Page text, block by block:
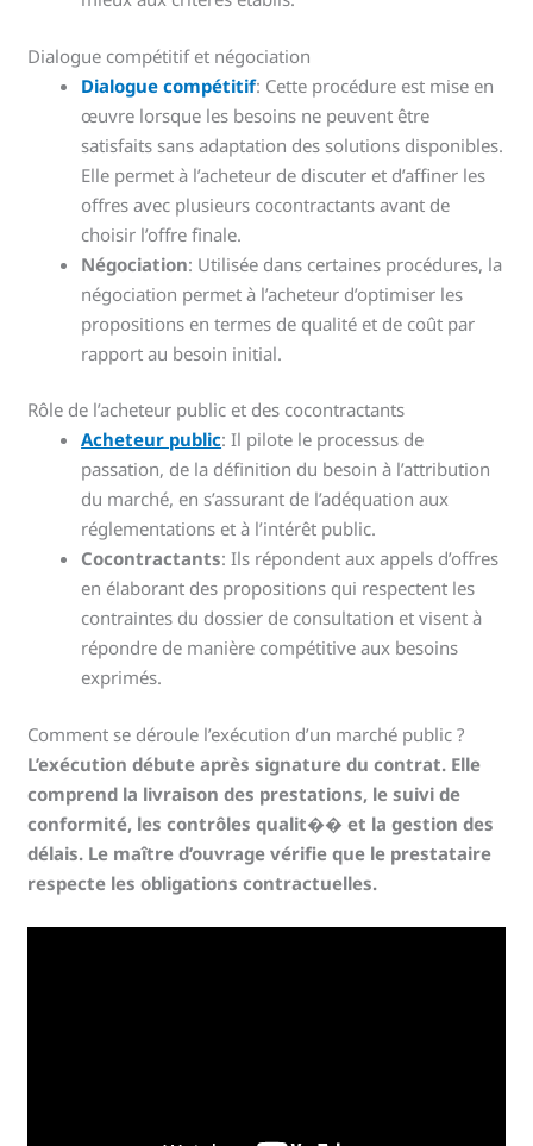
Dialogue compétitif et négociation
Dialogue compétitif: Cette procédure est mise en
œuvre lorsque les besoins ne peuvent être
satisfaits sans adaptation des solutions disponibles.
Elle permet à l’acheteur de discuter et d’affiner les
offres avec plusieurs cocontractants avant de
choisir l’offre finale.
Négociation: Utilisée dans certaines procédures, la
négociation permet à l’acheteur d’optimiser les
propositions en termes de qualité et de coût par
rapport au besoin initial.
Rôle de l’acheteur public et des cocontractants
Acheteur public: Il pilote le processus de
passation, de la définition du besoin à l’attribution
du marché, en s’assurant de l’adéquation aux
réglementations et à l’intérêt public.
Cocontractants: Ils répondent aux appels d’offres
en élaborant des propositions qui respectent les
contraintes du dossier de consultation et visent à
répondre de manière compétitive aux besoins
exprimés.
Comment se déroule l’exécution d’un marché public ?
L’exécution débute après signature du contrat. Elle
comprend la livraison des prestations, le suivi de
conformité, les contrôles qualit�� et la gestion des
délais. Le maître d’ouvrage vérifie que le prestataire
respecte les obligations contractuelles.